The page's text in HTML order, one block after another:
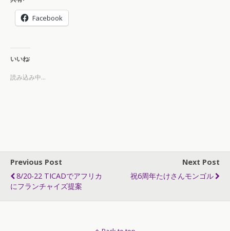
Facebook
いいね:
読み込み中...
Previous Post
8/20-22 TICADでアフリカ
にフランチャイズ提案
Next Post
祝6周年たけさんモンゴル